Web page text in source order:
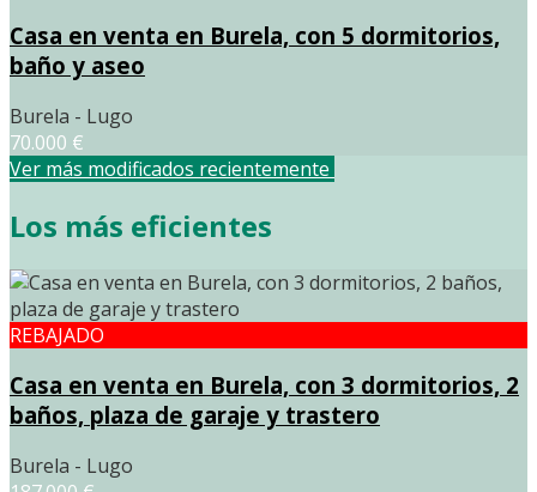
Casa en venta en Burela, con 5 dormitorios,
baño y aseo
Burela - Lugo
70.000 €
Ver más modificados recientemente
Los más eficientes
REBAJADO
Casa en venta en Burela, con 3 dormitorios, 2
baños, plaza de garaje y trastero
Burela - Lugo